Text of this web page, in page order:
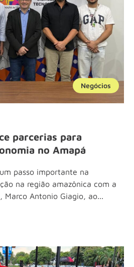
Negócios
parcerias para
no Amapá
passo importante na
na região amazônica com a
Antonio Giagio, ao...